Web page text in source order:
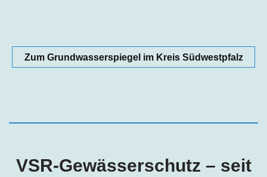
Zum Grundwasserspiegel im Kreis Südwestpfalz
VSR-Gewässerschutz – seit